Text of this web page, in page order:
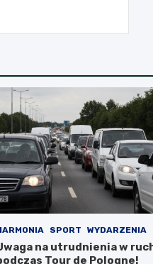
SPORT WYDARZENIA
na utrudnienia w
Tour de Pologne!